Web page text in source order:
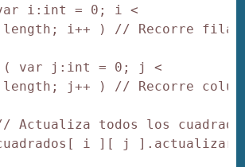
i:int = 0; i <
i++ ) // Recorre filas
j:int = 0; j <
j++ ) // Recorre
todos los
i ][ j